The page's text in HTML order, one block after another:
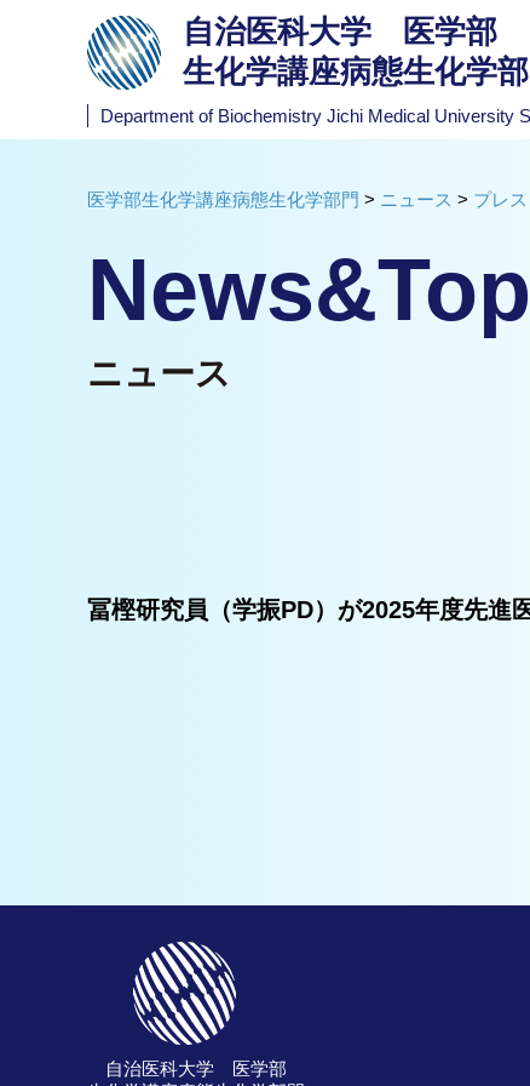
自治医科大学 医学部
生化学講座病態生化学
Department of Biochemistry Jichi Medical University
医学部生化学講座病態生化学部門 > ニュース > プレ
ニュース
冨樫研究員（学振PD）が2025年度先
自治医科大学 医学部